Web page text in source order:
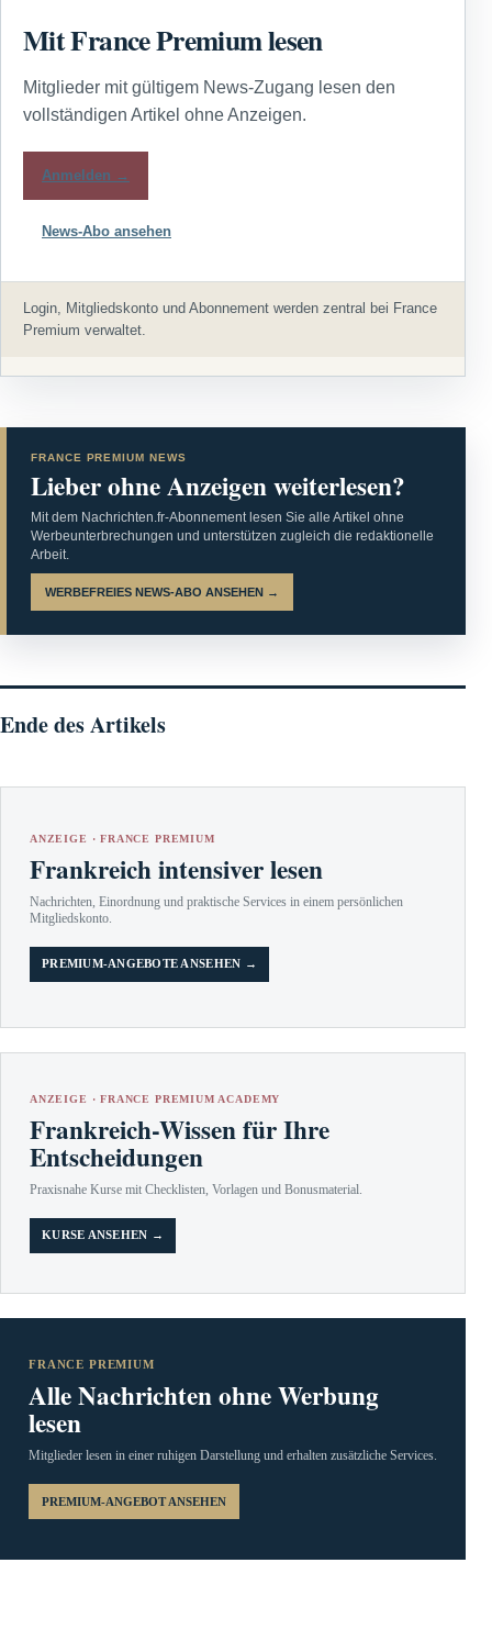
Mit France Premium lesen
Mitglieder mit gültigem News-Zugang lesen den
vollständigen Artikel ohne Anzeigen.
Anmelden →
News-Abo ansehen
Login, Mitgliedskonto und Abonnement werden zentral bei France
Premium verwaltet.
FRANCE PREMIUM NEWS
Lieber ohne Anzeigen weiterlesen?
Mit dem Nachrichten.fr-Abonnement lesen Sie alle Artikel ohne
Werbeunterbrechungen und unterstützen zugleich die redaktionelle
Arbeit.
WERBEFREIES NEWS-ABO ANSEHEN →
Ende des Artikels
ANZEIGE · FRANCE PREMIUM
Frankreich intensiver lesen
Nachrichten, Einordnung und praktische Services in einem persönlichen
Mitgliedskonto.
PREMIUM-ANGEBOTE ANSEHEN →
ANZEIGE · FRANCE PREMIUM ACADEMY
Frankreich-Wissen für Ihre
Entscheidungen
Praxisnahe Kurse mit Checklisten, Vorlagen und Bonusmaterial.
KURSE ANSEHEN →
FRANCE PREMIUM
Alle Nachrichten ohne Werbung
lesen
Mitglieder lesen in einer ruhigen Darstellung und erhalten zusätzliche Services.
PREMIUM-ANGEBOT ANSEHEN